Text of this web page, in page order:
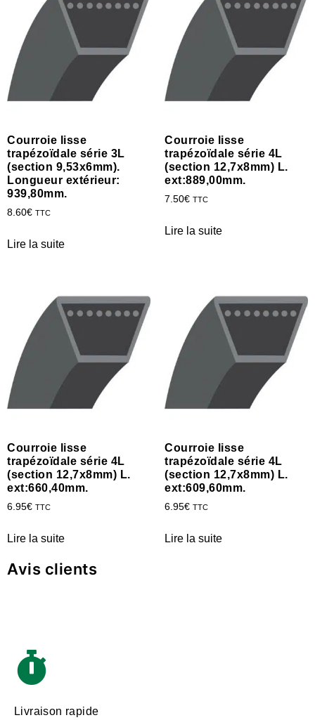
Courroie lisse
trapézoïdale série 3L
(section 9,53x6mm).
Longueur extérieur:
939,80mm.
8.60€ TTC
Lire la suite
Courroie lisse
trapézoïdale série 4L
(section 12,7x8mm) L.
ext:889,00mm.
7.50€ TTC
Lire la suite
Courroie lisse
trapézoïdale série 4L
(section 12,7x8mm) L.
ext:660,40mm.
6.95€ TTC
Lire la suite
Courroie lisse
trapézoïdale série 4L
(section 12,7x8mm) L.
ext:609,60mm.
6.95€ TTC
Lire la suite
Avis clients
Livraison rapide